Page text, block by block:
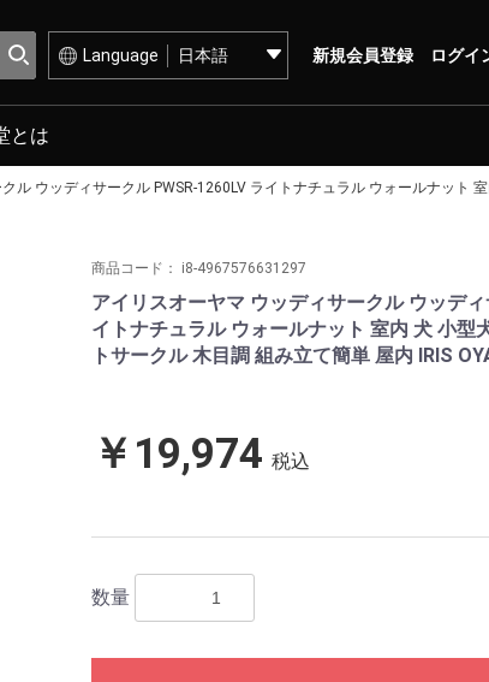
Language 新規会員登録 ログイ
とは
ル ウッディサークル PWSR-1260LV ライトナチュラル ウォールナット
商品コード： i8-4967576631297
アイリスオーヤマ ウッディサークル ウッデ
イトナチュラル ウォールナット 室内 犬 小型
トサークル 木目調 組み立て簡単 屋内 IRIS
￥19,974 税込
数量